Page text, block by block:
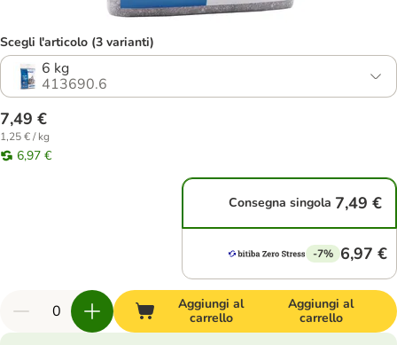
Scegli l'articolo (3 varianti)
6 kg
413690.6
7,49 €
1,25 € / kg
6,97 €
Consegna singola 7,49 €
-7% 6,97 €
Aggiungi al
carrello
Aggiungi al
carrello